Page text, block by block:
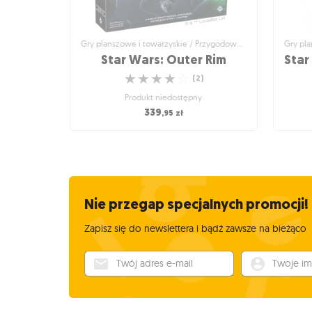
Star Wars: Outer Rim
☆
☆
☆
☆ (2)
Produkt niedostępny
339,95 zł
Wykonuj zlecenia dla Huttów, kradnij i
przemycaj towary pod nosem Imperium i
przygotuj się na podbój galaktyki!
☆
☆
☆
☆
☆ ( 2 )
Produkt niedostępny
339,95 zł
Nie przegap specjalnych promocji!
Zapisz się do newslettera i bądź zawsze na bieżąco
Twój adres e-mail Twoje imię